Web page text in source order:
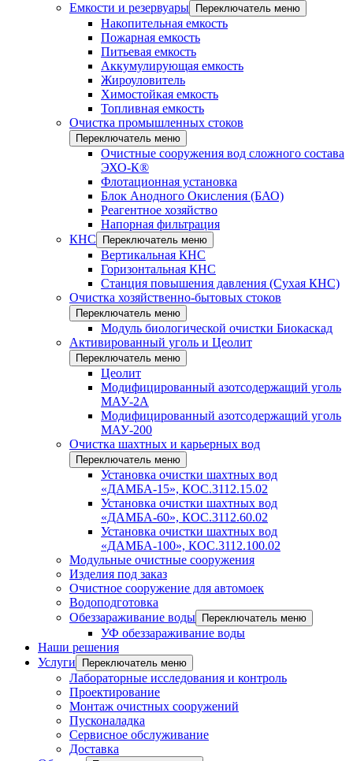
Емкости и резервуары
Переключатель меню
Накопительная емкость
Пожарная емкость
Питьевая емкость
Аккумулирующая емкость
Жироуловитель
Химостойкая емкость
Топливная емкость
Очистка промышленных стоков
Переключатель меню
Очистные сооружения вод сложного состава
ЭХО-К®
Флотационная установка
Блок Анодного Окисления (БАО)
Реагентное хозяйство
Напорная фильтрация
КНС
Переключатель меню
Вертикальная КНС
Горизонтальная КНС
Станция повышения давления (Сухая КНС)
Очистка хозяйственно-бытовых стоков
Переключатель меню
Модуль биологической очистки Биокаскад
Активированный уголь и Цеолит
Переключатель меню
Цеолит
Модифицированный азотсодержащий уголь
МАУ-2А
Модифицированный азотсодержащий уголь
МАУ-200
Очистка шахтных и карьерных вод
Переключатель меню
Установка очистки шахтных вод
«ДАМБА-15», КОС.3112.15.02
Установка очистки шахтных вод
«ДАМБА-60», КОС.3112.60.02
Установка очистки шахтных вод
«ДАМБА-100», КОС.3112.100.02
Модульные очистные сооружения
Изделия под заказ
Очистное сооружение для автомоек
Водоподготовка
Обеззараживание воды
Переключатель меню
УФ обеззараживание воды
Наши решения
Услуги
Переключатель меню
Лабораторные исследования и контроль
Проектирование
Монтаж очистных сооружений
Пусконаладка
Сервисное обслуживание
Доставка